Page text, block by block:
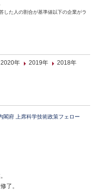
た人の割合が基準値以下の企業がラ
2020年 2019年
2018年
閣府 上席科学技術政策フェロー
了。